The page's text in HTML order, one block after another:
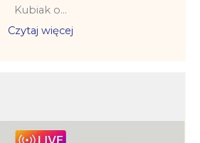
Kubiak o...
Czytaj więcej